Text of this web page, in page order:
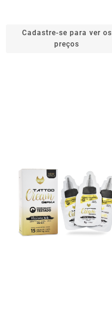
Cadastre-se para ver os
preços